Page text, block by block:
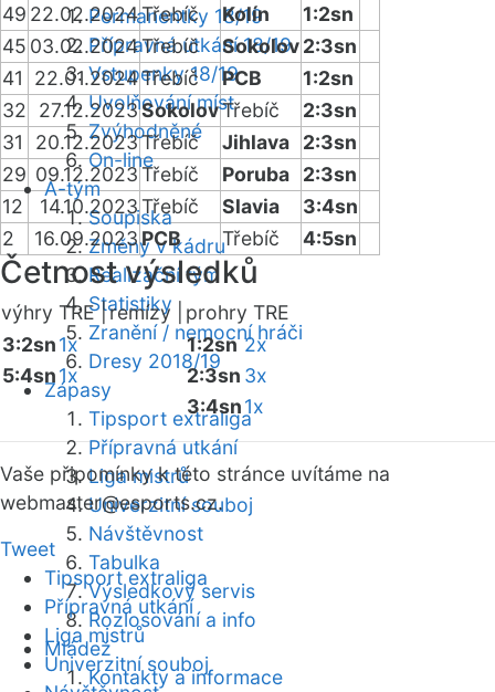
Permanentky 18/19
Přípravná utkání 18/19
Vstupenky 18/19
Uvolňování míst
Zvýhodněné
On-line
A-tým
Soupiska
Změny v kádru
Realizační tým
Statistiky
Zranění / nemocní hráči
Dresy 2018/19
Zápasy
Tipsport extraliga
Přípravná utkání
Liga mistrů
Univerzitní souboj
Návštěvnost
Tabulka
Výsledkový servis
Rozlosování a info
Mládež
Kontakty a informace
49 22.02.2024Třebíč Kolín
1:2sn
45 03.02.2024Třebíč Sokolov2:3sn
41
22.01.2024Třebíč PCB
1:2sn
32
27.12.2023SokolovTřebíč
2:3sn
31
20.12.2023Třebíč Jihlava
2:3sn
29 09.12.2023Třebíč Poruba
2:3sn
12
14.10.2023Třebíč Slavia
3:4sn
2
16.09.2023PCB Třebíč 4:5sn
Četnost výsledků
výhry TRE |remízy |
prohry TRE
3:2sn1x
5:4sn1x
1:2sn 2x
2:3sn 3x
3:4sn1x
Vaše připomínky k této stránce uvítáme na
webmaster@esports.cz.
Tweet
Tipsport extraliga
Přípravná utkání
Liga mistrů
Univerzitní souboj